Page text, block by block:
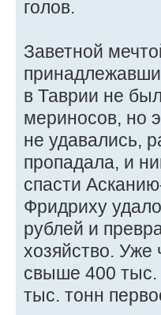
голов.
Заветной
в Таврии не
мериносов, но
не удавались,
пропадала, и
спасти
Фридриху
рублей и
хозяйство. Уже
свыше 400 тыс.
тыс. тонн